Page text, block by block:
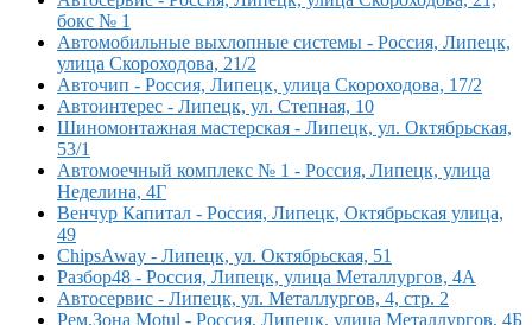
бокс № 1
Автомобильные выхлопные системы - Россия, Липецк,
улица Скороходова, 21/2
Авточип - Россия, Липецк, улица Скороходова, 17/2
Автоинтерес - Липецк, ул. Степная, 10
Шиномонтажная мастерская - Липецк, ул. Октябрьская,
53/1
Автомоечный комплекс № 1 - Россия, Липецк, улица
Неделина, 4Г
Венчур Капитал - Россия, Липецк, Октябрьская улица,
49
ChipsAway - Липецк, ул. Октябрьская, 51
Разбор48 - Россия, Липецк, улица Металлургов, 4А
Автосервис - Липецк, ул. Металлургов, 4, стр. 2
Рем.Зона Motul - Россия, Липецк, улица Металлургов, 4Б